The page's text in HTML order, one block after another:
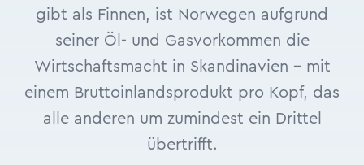
gibt als Finnen, ist Norwegen aufgrund
seiner Öl- und Gasvorkommen die
Wirtschaftsmacht in Skandinavien - mit
einem Bruttoinlandsprodukt pro Kopf, das
alle anderen um zumindest ein Drittel
übertrifft.